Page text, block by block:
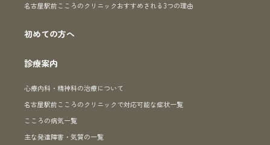
名古屋駅前こころのクリニックおすすめされる3つの理由
初めての方へ
診療案内
心療内科・精神科の治療について
名古屋駅前こころのクリニックで対応可能な症状一覧
こころの病気一覧
主な発達障害・気質の一覧